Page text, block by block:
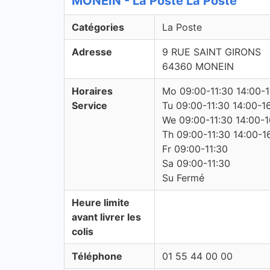
Catégories La Poste
Adresse
9 RUE SAINT GIRONS
64360 MONEIN
Horaires
Service
Mo 09:00-11:30 14:00-
Tu 09:00-11:30 14:00-
We 09:00-11:30 14:00-
Th 09:00-11:30 14:00-
Fr 09:00-11:30
Sa 09:00-11:30
Su Fermé
Heure limite
avant livrer les
colis
Téléphone 01 55 44 00 00